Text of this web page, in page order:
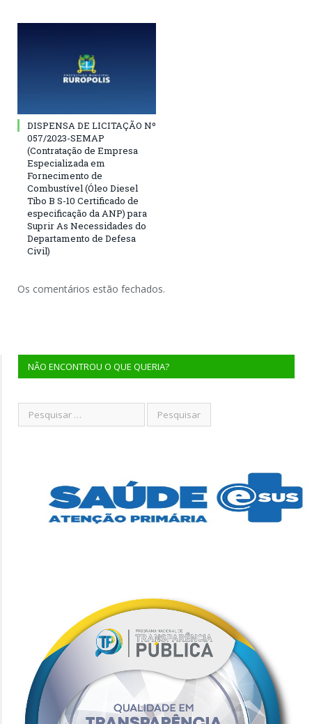
DISPENSA DE LICITAÇÃO Nº
057/2023-SEMAP
(Contratação de Empresa
Especializada em
Fornecimento de
Combustível (Óleo Diesel
Tibo B S-10 Certificado de
especificação da ANP) para
Suprir As Necessidades do
Departamento de Defesa
Civil)
Os comentários estão fechados.
NÃO ENCONTROU O QUE QUERIA?